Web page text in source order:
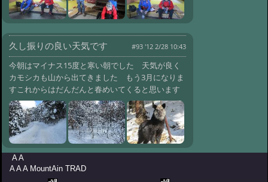
久し振りの良い天気です #93 '12 2/28 10:43
今朝はマイナス15度と寒い朝でした 天気が良く
カモシカも山から出てきました もう3月になりま
すこれからはだんだんと春めいてくると思います
ー！ふるさと旅行券
@ '15 9/16 01:32
@ '15 6/30 08:02
#127:
レンゲツツジの
花が咲きました
@ '15 6/15 09:04
#126:久しぶりに野口さんが来まし
た
@ '15 3/24 23:35
#125:今年は雪が多いです。
@ '15 2/13 02:09
#124:紅葉始まりまし
た
@ '14 10/3 08:45
@ '14 7/12 15:59
A A
A A A MountAin TRAD